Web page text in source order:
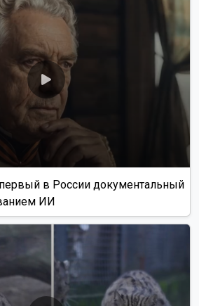
в России документальный
ИИ